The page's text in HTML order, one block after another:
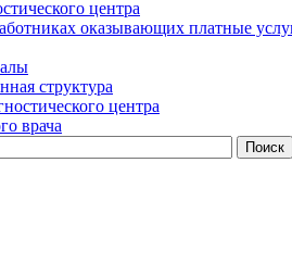
центра
оказывающих платные
структура
центра
врача